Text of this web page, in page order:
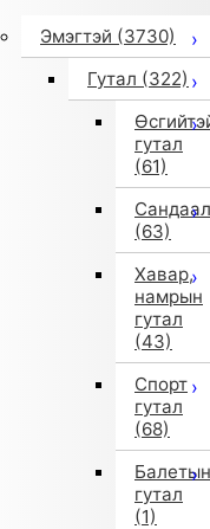
Эмэгтэй (3730)
Гутал (322)
гутал
(61)
Сандаал
(63)
Хавар,
намрын
гутал
(43)
Спорт
гутал
(68)
Балетын
гутал
(1)